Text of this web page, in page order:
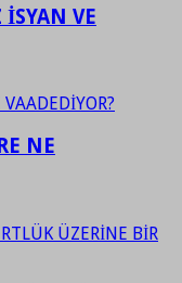
İSYAN VE
NE